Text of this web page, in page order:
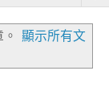
顯示所有文